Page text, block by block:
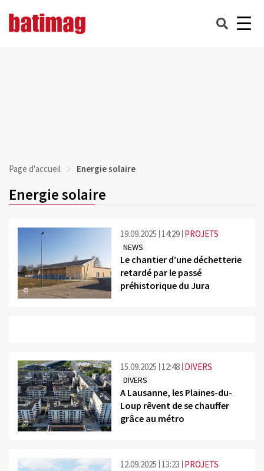
Page d'accueil Energie solaire
Energie solaire
©
19.09.2025 14:29 PROJETS
NEWS
Le chantier d’une déchetterie
retardé par le passé
préhistorique du Jura
©
15.09.2025 12:48 DIVERS
DIVERS
A Lausanne, les Plaines-du-
Loup rêvent de se chauffer
grâce au métro
12.09.2025 13:23 PROJETS